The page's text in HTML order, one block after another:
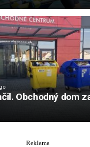
Obchodný dom